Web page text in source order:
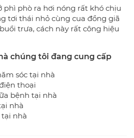
phì phò ra hơi nóng rất khó chịu
tơi thái nhỏ cùng cua đồng giã
trưa, cách này rất công hiệu
chúng tôi đang cung cấp
sóc tại nhà
thoại
bệnh tại nhà
nhà
nhà